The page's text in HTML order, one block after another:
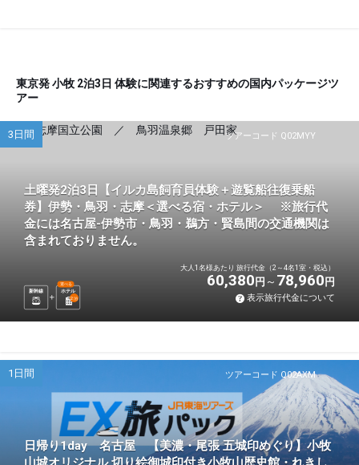
東京発 小牧 2泊3日 体験に関連するおすすめの国内パッケージツ
アー
ツアーコード Q02MYY
3日間
土曜発2泊3日【イルカ島飼育員体験＋遊覧船往復乗船
券】伊勢・鳥羽・志摩＜選べる宿・ホテル＞ ※旅行代
金には名古屋-伊勢市・鳥羽・鵜方・賢島間の交通機関は
含まれておりません。
新幹線 ホテル
選べる
2泊
大人1名様あたり 旅行代金（2～4名1室・税込）
60,380 円 78,960 円
表示旅行代金について
ツアーコード Q02AXM
1日間
日帰り1day 名古屋 【美濃・尾張 五城印めぐり】小牧